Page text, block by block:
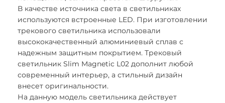
В качестве источника света в светильниках
используются встроенные LED. При изготовлении
трекового светильника использовали
высококачественный алюминиевый сплав с
надежным защитным покрытием. Трековый
светильник Slim Magnetic L02 дополнит любой
современный интерьер, а стильный дизайн
внесет оригинальности.
На данную модель светильника действует